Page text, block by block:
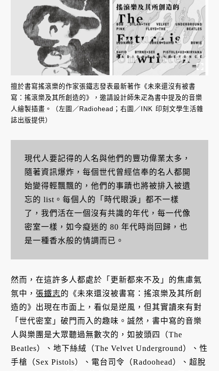
擅於書寫搖滾樂的作家張鐵志發表最新著作《未來還沒有被書
寫：搖滾樂及其所創造的》，邀請設計師朱疋為書中提及的音樂
人繪製插畫。（左圖／Radiohead；右圖／INK 印刻文學生活雜
誌出版提供）
現代人要記得的人名與他們的豐功偉業太多，
隨著資訊爆炸，每個世代曾經信奉的名人都開
始變得輕飄飄的，他們的事蹟也將被排入被遺
忘的 list。每個人的「時代眼淚」都不一樣
了，我們活在一個沒有共識的年代，每一代像
密室一樣，如今癡迷的 80 年代時尚回歸，也
是一種香水般的情調而已。
然而，在這許多人都處於「更新都來不及」的焦慮氣
氛中， 張鐵志的《未來還沒被書寫：搖滾樂及其所創
造的》出現在市面上，看似是逆風，但其實讀來有對
「世代密室」破門而入的趣味。誠然，書中寫的音樂
人與樂團是大眾聽過無數次的，如披頭四（The
Beatles）、地下絲絨（The Velvet Underground）、性
手槍（Sex Pistols）、電台司令（Radoohead）、超脫